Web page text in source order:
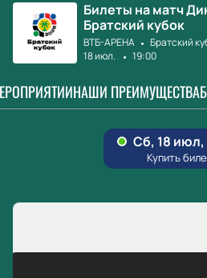
Билеты на матч
Братский кубок
ВТБ-АРЕНА Братский
18 июл.
19:00
НАШИ ПРЕИМУЩЕСТВА